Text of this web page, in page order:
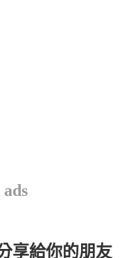
享給你的朋友